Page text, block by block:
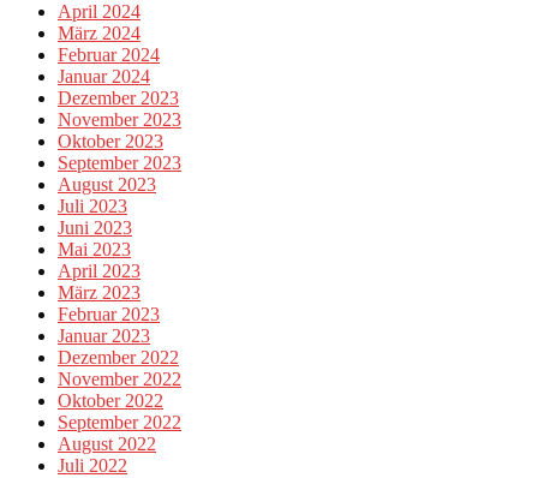
April 2024
März 2024
Februar 2024
Januar 2024
Dezember 2023
November 2023
Oktober 2023
September 2023
August 2023
Juli 2023
Juni 2023
Mai 2023
April 2023
März 2023
Februar 2023
Januar 2023
Dezember 2022
November 2022
Oktober 2022
September 2022
August 2022
Juli 2022